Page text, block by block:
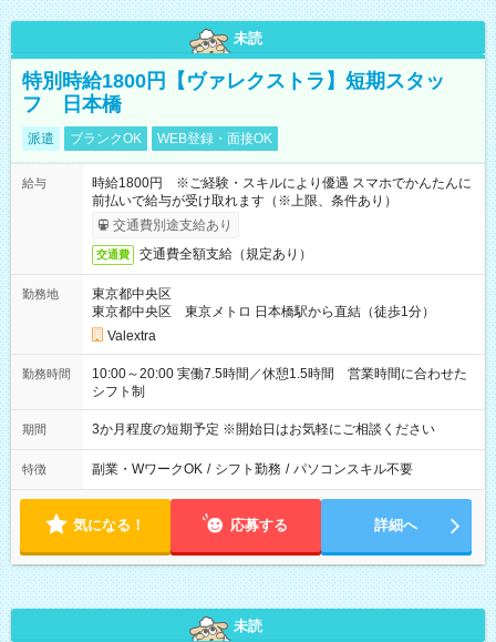
未読
特別時給1800円【ヴァレクストラ】短期スタッ
フ 日本橋
派遣 ブランクOK WEB登録・面接OK
給与
時給1800円 ※ご経験・スキルにより優遇 スマホでかんたんに
前払いで給与が受け取れます（※上限、条件あり）
交通費別途支給あり
交通費 交通費全額支給（規定あり）
勤務地
東京都中央区
東京都中央区 東京メトロ 日本橋駅から直結（徒歩1分）
Valextra
勤務時間
10:00～20:00 実働7.5時間／休憩1.5時間 営業時間に合わせた
シフト制
期間 3か月程度の短期予定 ※開始日はお気軽にご相談ください
特徴 副業・WワークOK / シフト勤務 / パソコンスキル不要
気になる！ 応募する 詳細へ
未読